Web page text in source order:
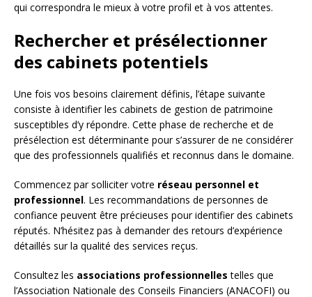
qui correspondra le mieux à votre profil et à vos attentes.
Rechercher et présélectionner
des cabinets potentiels
Une fois vos besoins clairement définis, l’étape suivante
consiste à identifier les cabinets de gestion de patrimoine
susceptibles d’y répondre. Cette phase de recherche et de
présélection est déterminante pour s’assurer de ne considérer
que des professionnels qualifiés et reconnus dans le domaine.
Commencez par solliciter votre réseau personnel et
professionnel. Les recommandations de personnes de
confiance peuvent être précieuses pour identifier des cabinets
réputés. N’hésitez pas à demander des retours d’expérience
détaillés sur la qualité des services reçus.
Consultez les associations professionnelles telles que
l’Association Nationale des Conseils Financiers (ANACOFI) ou